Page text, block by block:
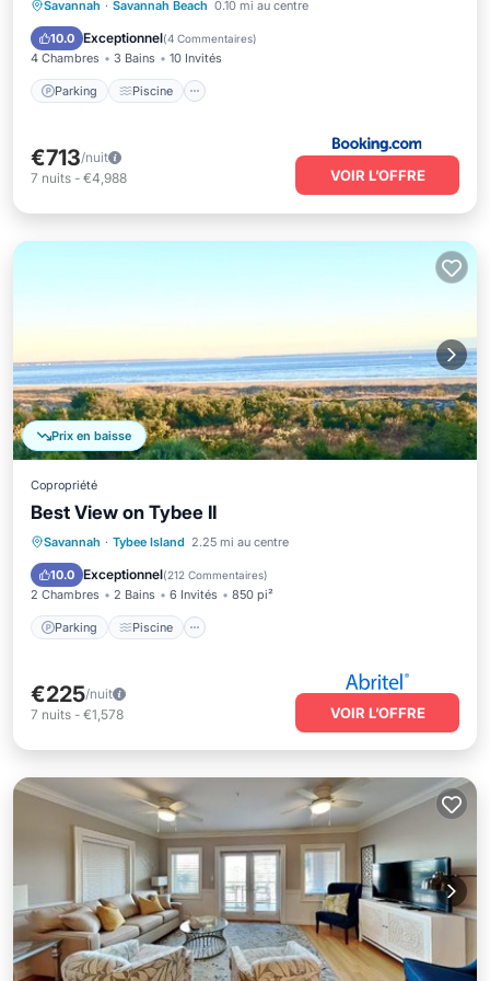
Savannah · Savannah Beach 0.10 mi au centre
10.0 Exceptionnel(4 Commentaires)
4 Chambres 3 Bains 10 Invités
Parking Piscine
Parking Piscine
€713/nuit
7 nuits - €4,988 VOIR L’OFFRE
Prix en baisse
Copropriété
Best View on Tybee II
Savannah · Tybee Island 2.25 mi au centre
10.0 Exceptionnel(212 Commentaires)
2 Chambres 2 Bains 6 Invités 850 pi²
Parking Piscine
Parking Piscine
Vue sur l’océan
Balcon/Terrasse
€225/nuit
7 nuits - €1,578 VOIR L’OFFRE